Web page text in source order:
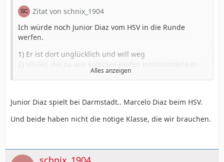
Zitat von schnix_1904
Ich würde noch Junior Diaz vom HSV in die Runde
werfen.
1) Er ist dort unglücklich und will weg
der ersten Saison wie geschmiert!
4) Er ist chilenischer Nationalspieler, die ein ähnliches
System wie wir spielen.
5) Ein erfahrener Spieler, der uns sofort weiterhelfen
7) Überschaubares Risiko... sollte nicht allzu teuer sein
Alles anzeigen
Junior Diaz spielt bei Darmstadt.. Marcelo Diaz beim HSV.
Und beide haben nicht die nötige Klasse, die wir brauchen.